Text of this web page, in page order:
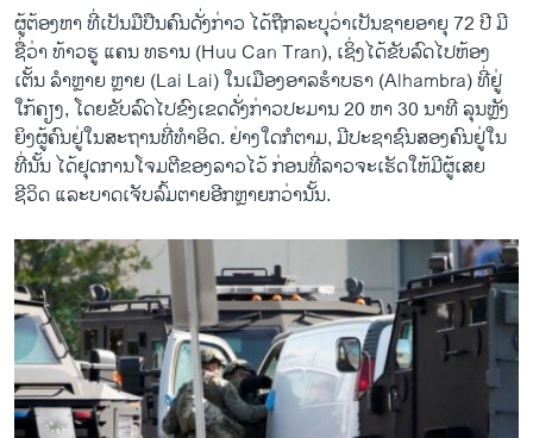
ຜູ້ຕ້ອງຫາ ທີ່ເປັນມືປືນຄົນດັ່ງກ່າວ ໄດ້ຖືກລະບຸວ່າເປັນຊາຍອາຍຸ 72 ປີ ມີ
ຊື່ວ່າ ​ທ້າວຮູ ແຄນ ທຣານ (Huu Can Tran), ເຊິ່ງໄດ້ຂັບລົດໄປຫ້ອງ
ເຕັ້ນ ລໍາຫຼາຍ ຫຼາຍ (Lai Lai) ໃນເມືອງອາລຮໍາບຣາ (Alhambra) ທີ່ຢູ່
ໃກ້ຄຽງ, ໂດຍຂັບລົດໄປຂົງເຂດດັ່ງກ່າວປະມານ 20 ຫາ 30 ນາທີ ລຸນຫຼັງ
ຍິງຜູ້ຄົນຢູ່ໃນສະຖານທີ່ທໍາອິດ. ຢ່າງໃດກໍຕາມ, ມີປະຊາຊົນສອງຄົນຢູ່ໃນ
ທີ່ນັ້ນ ໄດ້ຢຸດການໂຈມຕີຂອງລາວໄວ້ ກ່ອນທີ່ລາວຈະເຮັດໃຫ້ມີຜູ້ເສຍ
ຊີວິດ ແລະບາດເຈັບລົ້ມຕາຍອີກຫຼາຍກວ່ານັ້ນ.